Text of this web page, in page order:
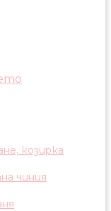
козирка
чиния